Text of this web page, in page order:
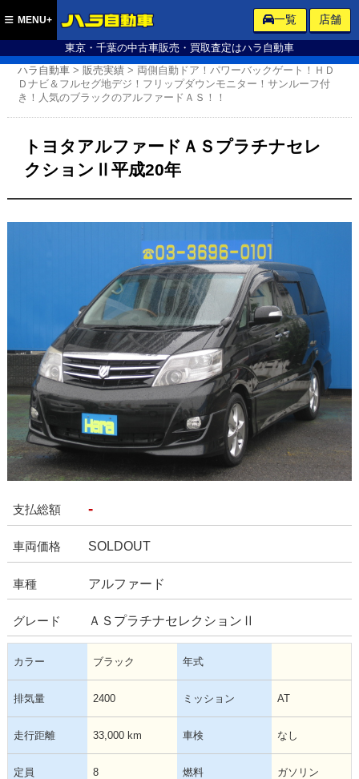
東京・千葉の中古車販売・買取査定はハラ自動車
MENU+ 一覧 店舗
ハラ自動車 >販売実績 > 両側自動ドア！パワーバックゲート！ＨＤ
Ｄナビ＆フルセグ地デジ！フリップダウンモニター！サンルーフ付
き！人気のブラックのアルファードＡＳ！！
トヨタアルファードＡＳプラチナセレ
クションⅡ平成20年
支払総額 -
車両価格 SOLDOUT
車種 アルファード
グレード ＡＳプラチナセレクションⅡ
カラー ブラック 年式
排気量 2400 ミッション AT
走行距離 33,000 km 車検 なし
定員 8 燃料 ガソリン